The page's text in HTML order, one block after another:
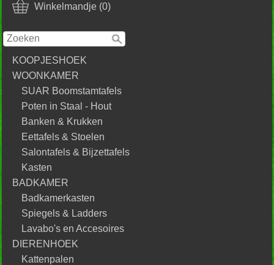
Winkelmandje (0)
KOOPJESHOEK
WOONKAMER
SUAR Boomstamtafels
Poten in Staal - Hout
Banken & Krukken
Eettafels & Stoelen
Salontafels & Bijzettafels
Kasten
BADKAMER
Badkamerkasten
Spiegels & Ladders
Lavabo's en Accesoires
DIERENHOEK
Kattenpalen